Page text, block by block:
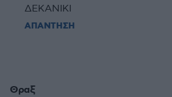
ΔΕΚΑΝΙΚΙ
ΑΠΑΝΤΗΣΗ
Θραξ